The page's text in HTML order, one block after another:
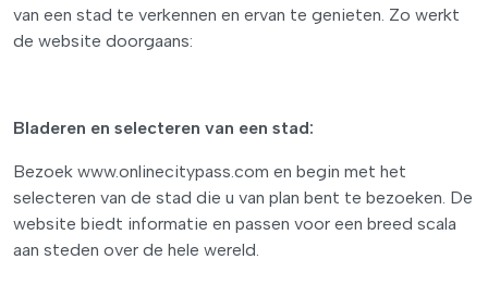
van een stad te verkennen en ervan te genieten. Zo werkt
de website doorgaans:
Bladeren en selecteren van een stad:
Bezoek www.onlinecitypass.com en begin met het
selecteren van de stad die u van plan bent te bezoeken. De
website biedt informatie en passen voor een breed scala
aan steden over de hele wereld.